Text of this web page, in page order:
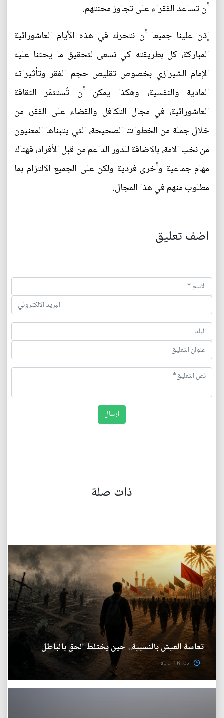
أن تساعد الفقراء على تجاوز محنتهم.
إذن علينا جميعا أن نتحرك في هذه الأيام العاشورائية
المباركة، كل بطريقته كي نسعى لتحقيق ما يحثنا عليه
الإمام الشيرازي بخصوص تقليص حجم الفقر وتأثيراته
المادية والنفسية، وهكذا يمكن أن تُستثمَر الثقافة
العاشورائية، في مجال التكافل والقضاء على الفقر، من
خلال جملة من الخطوات الصحيحة، التي يتبناها المعنيون
من نخب الامة، بالاضافة للدور الداعم من قبل الأفراد، فهناك
مهام جماعية وأخرى فردية ولكن على الجميع الالتزام بما
مطلوب منهم في هذا المجال.
اضف تعليق
ذات صلة
تعاسة العيش بالنسبية.. حين يختلط الحق بالباطل
منذ 16 ساعة